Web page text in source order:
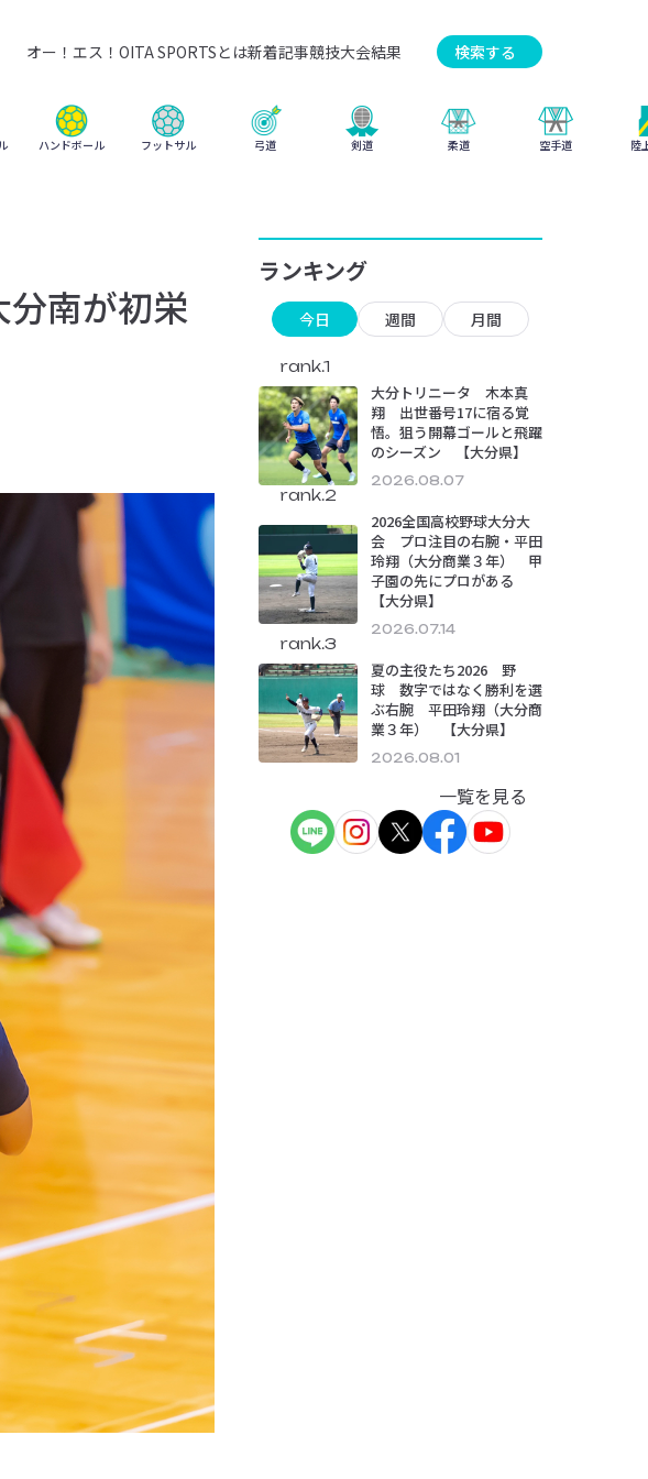
オー！エス！OITA SPORTSとは新着記事競技大会結果 検索する
ハンドボール フットサル 弓道 剣道 柔道 空手道 陸
南が初栄
ランキング
今日 週間 月間
rank.1
大分トリニータ 木本真
翔 出世番号17に宿る覚
悟。狙う開幕ゴールと飛躍
のシーズン 【大分県】
2026.08.07
rank.2
2026全国高校野球大分大
会 プロ注目の右腕・平田
玲翔（大分商業３年） 甲
子園の先にプロがある
【大分県】
2026.07.14
rank.3
夏の主役たち2026 野
球 数字ではなく勝利を選
ぶ右腕 平田玲翔（大分商
業３年） 【大分県】
2026.08.01
一覧を見る